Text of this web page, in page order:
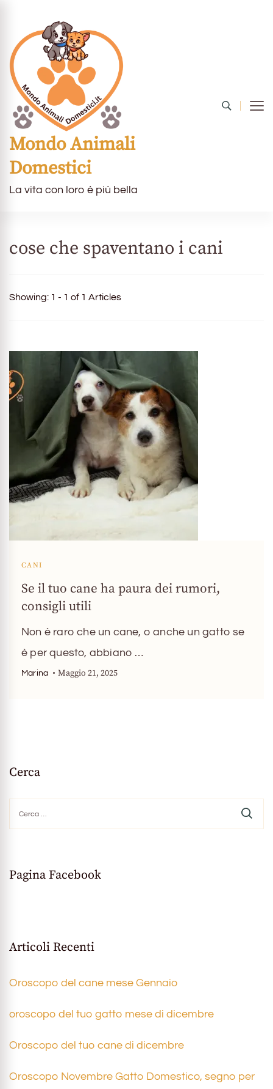
Mondo Animali
Domestici
La vita con loro è più bella
cose che spaventano i cani
Showing: 1 - 1 of 1 Articles
CANI
Se il tuo cane ha paura dei rumori,
consigli utili
Non è raro che un cane, o anche un gatto se
è per questo, abbiano …
Marina Maggio 21, 2025
Cerca
per:
Pagina Facebook
Articoli Recenti
Oroscopo del cane mese Gennaio
oroscopo del tuo gatto mese di dicembre
Oroscopo del tuo cane di dicembre
Oroscopo Novembre Gatto Domestico, segno per